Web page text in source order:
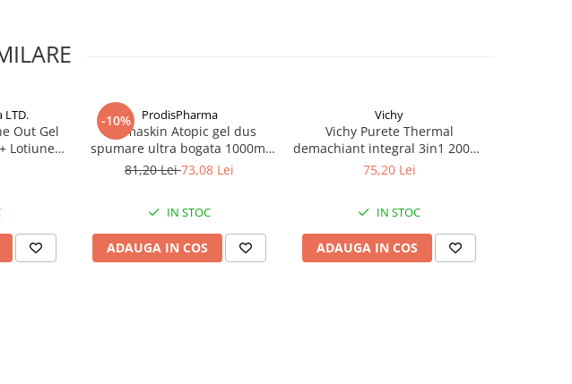
LTD.
Out Gel
Lotiune
-10% ProdisPharma
Dermaskin Atopic gel dus
spumare ultra bogata 1000ml
Zephyr Labs
81,20 Lei73,08 Lei
IN STOC
ADAUGA IN COS
Vichy
Vichy Purete Thermal
demachiant integral 3in1 200ml
Zephyr Labs
75,20 Lei
IN STOC
ADAUGA IN COS